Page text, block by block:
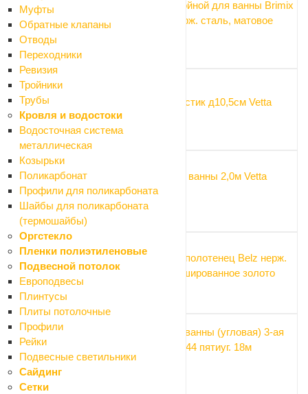
Муфты
Обратные клапаны
Отводы
Переходники
Ревизия
Тройники
Трубы
Кровля и водостоки
Водосточная система
металлическая
Козырьки
Поликарбонат
Профили для поликарбоната
Шайбы для поликарбоната
(термошайбы)
Оргстекло
Пленки полиэтиленовые
Подвесной потолок
Европодвесы
Плинтусы
Плиты потолочные
Профили
Рейки
Подвесные светильники
Сайдинг
Сетки
Крючок двойной для ванны Brimix
самокл. нерж. сталь, матовое
Вантуз пластик д10,5см Vetta
Карниз для ванны 2,0м Vetta
черный
351 ₽
Полка для полотенец Belz нерж.
сталь, брашированное золото
Полка для ванны (угловая) 3-ая
Санакс 75044 пятиуг. 18м
нерж.сталь